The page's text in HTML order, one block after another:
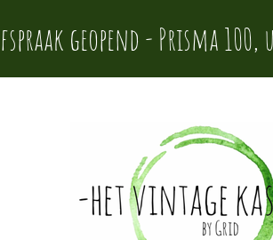
geopend - Prisma